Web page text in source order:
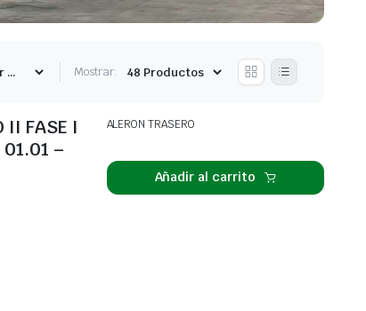
Mostrar:
II FASE I
–
ALERON TRASERO
Añadir al carrito